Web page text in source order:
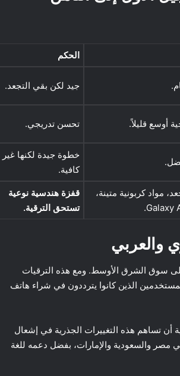
الحكم
جيد لكن بقي التجعد.
أوسع قليلاً. تحسن تدريجي.
خطوة جيدة لكنها غير
كافية.
مواد كربونية متينة،
قفزة هندسية نوعية
تستحق الترقية.
والعربي
سوق الشرق الأوسط. ومع هذه الترقيات
الذين كانوا يترددون في شراء هاتف
الخريفي لعام 2026، يتوقع خبراء التقنية أن تساهم هذه التغييرات الجذرية في إشعال
والسعودية والإمارات، بفضل دعمه للغة